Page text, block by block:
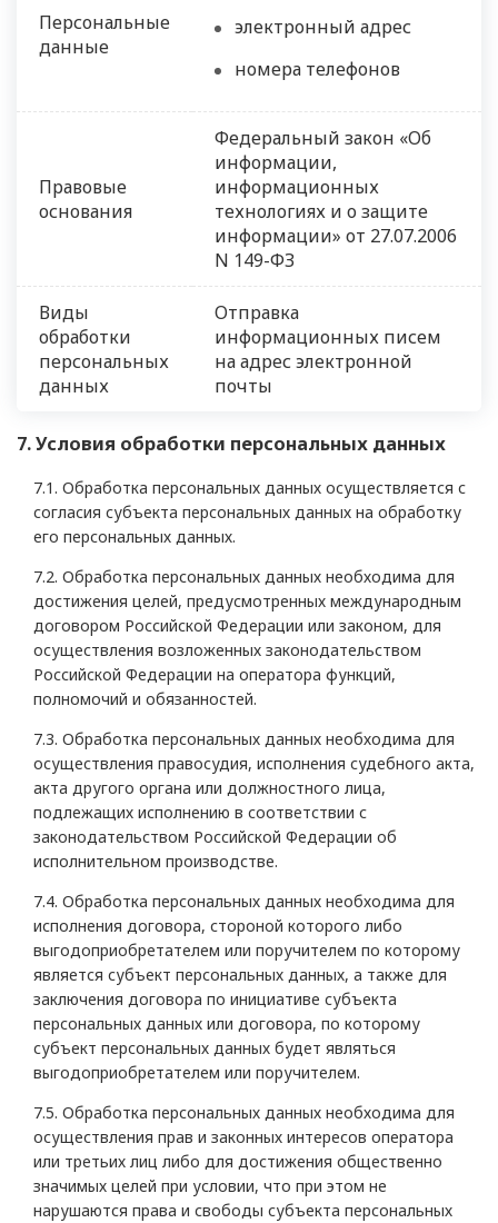
Персональные
данные
электронный адрес
номера телефонов
Правовые
основания
Федеральный закон «Об
информации,
информационных
технологиях и о защите
информации» от 27.07.2006
N 149-ФЗ
Виды
обработки
персональных
данных
Отправка
информационных писем
на адрес электронной
почты
7. Условия обработки персональных данных
7.1. Обработка персональных данных осуществляется с
согласия субъекта персональных данных на обработку
его персональных данных.
7.2. Обработка персональных данных необходима для
достижения целей, предусмотренных международным
договором Российской Федерации или законом, для
осуществления возложенных законодательством
Российской Федерации на оператора функций,
полномочий и обязанностей.
7.3. Обработка персональных данных необходима для
осуществления правосудия, исполнения судебного акта,
акта другого органа или должностного лица,
подлежащих исполнению в соответствии с
законодательством Российской Федерации об
исполнительном производстве.
7.4. Обработка персональных данных необходима для
исполнения договора, стороной которого либо
выгодоприобретателем или поручителем по которому
является субъект персональных данных, а также для
заключения договора по инициативе субъекта
персональных данных или договора, по которому
субъект персональных данных будет являться
выгодоприобретателем или поручителем.
7.5. Обработка персональных данных необходима для
осуществления прав и законных интересов оператора
или третьих лиц либо для достижения общественно
значимых целей при условии, что при этом не
нарушаются права и свободы субъекта персональных